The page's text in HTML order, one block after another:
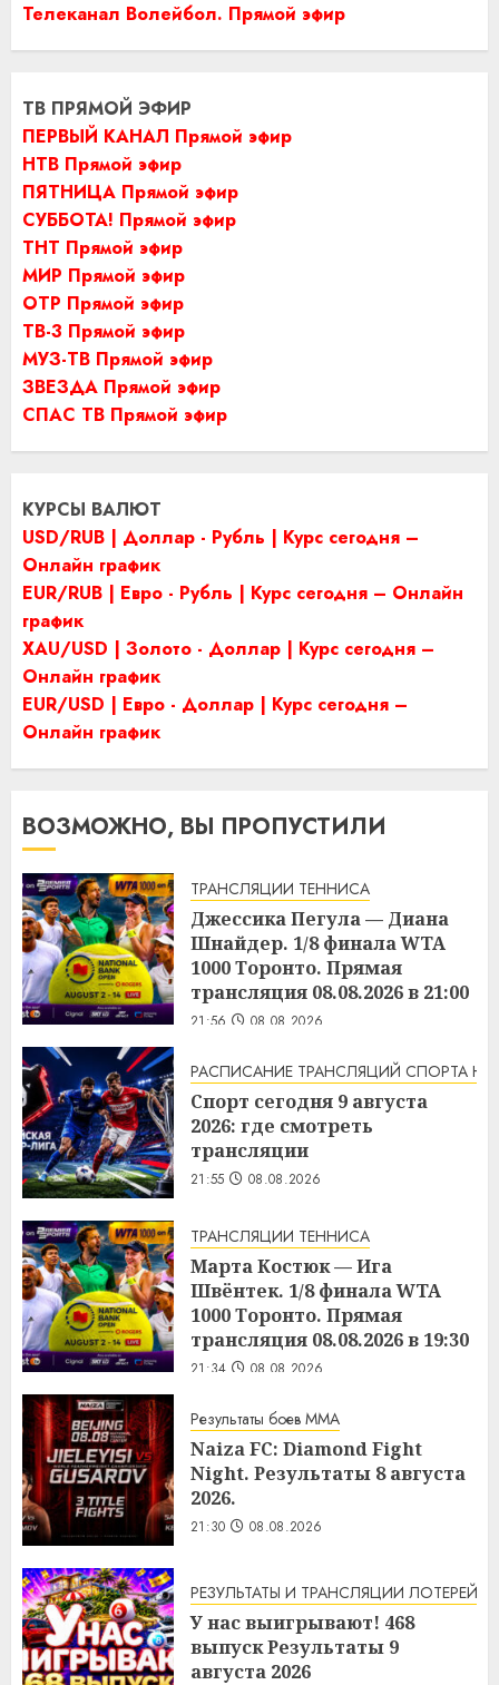
Телеканал Волейбол. Прямой эфир
ТВ ПРЯМОЙ ЭФИР
ПЕРВЫЙ КАНАЛ Прямой эфир
НТВ Прямой эфир
ПЯТНИЦА Прямой эфир
СУББОТА! Прямой эфир
ТНТ Прямой эфир
МИР Прямой эфир
ОТР Прямой эфир
ТВ-3 Прямой эфир
МУЗ-ТВ Прямой эфир
ЗВЕЗДА Прямой эфир
СПАС ТВ Прямой эфир
КУРСЫ ВАЛЮТ
USD/RUB | Доллар - Рубль | Курс сегодня –
Онлайн график
EUR/RUB | Евро - Рубль | Курс сегодня – Онлайн
график
XAU/USD | Золото - Доллар | Курс сегодня –
Онлайн график
EUR/USD | Евро - Доллар | Курс сегодня –
Онлайн график
ВОЗМОЖНО, ВЫ ПРОПУСТИЛИ
ТРАНСЛЯЦИИ ТЕННИСА
Джессика Пегула — Диана
Шнайдер. 1/8 финала WTA
1000 Торонто. Прямая
трансляция 08.08.2026 в 21:00
21:56 08.08.2026
РАСПИСАНИЕ ТРАНСЛЯЦИЙ СПОРТА НА
Спорт сегодня 9 августа
2026: где смотреть
трансляции
21:55 08.08.2026
ТРАНСЛЯЦИИ ТЕННИСА
Марта Костюк — Ига
Швёнтек. 1/8 финала WTA
1000 Торонто. Прямая
трансляция 08.08.2026 в 19:30
21:34 08.08.2026
Результаты боев MMA
Naiza FC: Diamond Fight
Night. Результаты 8 августа
2026.
21:30 08.08.2026
РЕЗУЛЬТАТЫ И ТРАНСЛЯЦИИ ЛОТЕРЕЙ
У нас выигрывают! 468
выпуск Результаты 9
августа 2026